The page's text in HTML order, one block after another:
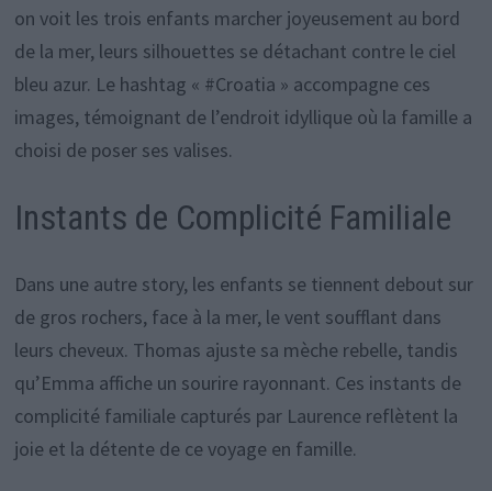
on voit les trois enfants marcher joyeusement au bord
de la mer, leurs silhouettes se détachant contre le ciel
bleu azur. Le hashtag « #Croatia » accompagne ces
images, témoignant de l’endroit idyllique où la famille a
choisi de poser ses valises.
Instants de Complicité Familiale
Dans une autre story, les enfants se tiennent debout sur
de gros rochers, face à la mer, le vent soufflant dans
leurs cheveux. Thomas ajuste sa mèche rebelle, tandis
qu’Emma affiche un sourire rayonnant. Ces instants de
complicité familiale capturés par Laurence reflètent la
joie et la détente de ce voyage en famille.